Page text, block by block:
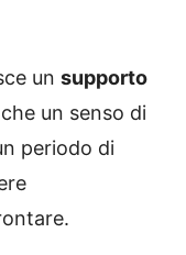
un supporto
un senso di
periodo di